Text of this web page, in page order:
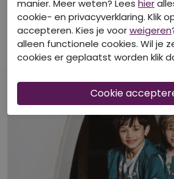
UNLOCKED
W20332/3317600 Bordeaux
Sweaters
€ 17,99
€ 19,99
manier. Meer weten? Lees hier
cookie- en privacyverklaring. Klik
accepteren. Kies je voorweigeren
alleen functionele cookies. Wil je
cookies er geplaatst worden klik